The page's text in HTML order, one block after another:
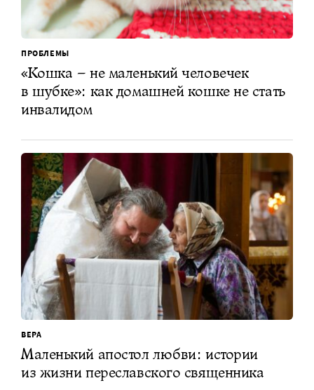
ПРОБЛЕМЫ
«Кошка – не маленький человечек
в шубке»: как домашней кошке не стать
инвалидом
ВЕРА
Маленький апостол любви: истории
из жизни переславского священника